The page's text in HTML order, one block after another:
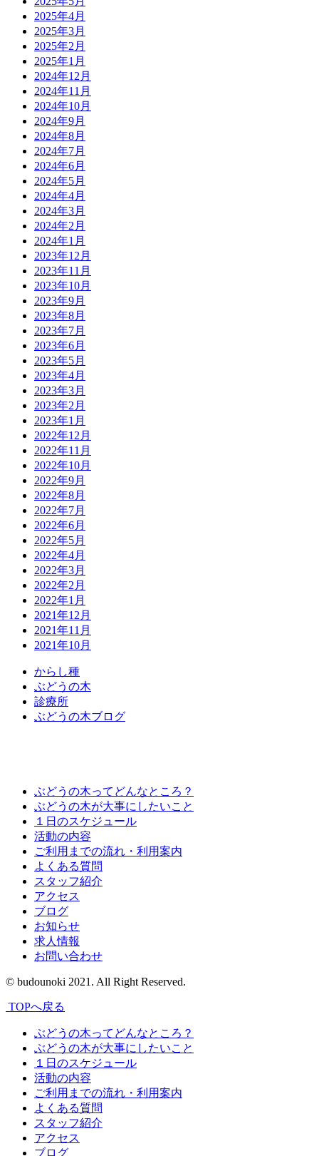
2025年4月
2025年3月
2025年2月
2025年1月
2024年12月
2024年11月
2024年10月
2024年9月
2024年8月
2024年7月
2024年6月
2024年5月
2024年4月
2024年3月
2024年2月
2024年1月
2023年12月
2023年11月
2023年10月
2023年9月
2023年8月
2023年7月
2023年6月
2023年5月
2023年4月
2023年3月
2023年2月
2023年1月
2022年12月
2022年11月
2022年10月
2022年9月
2022年8月
2022年7月
2022年6月
2022年5月
2022年4月
2022年3月
2022年2月
2022年1月
2021年12月
2021年11月
2021年10月
から し種
ぶどう の木
診療所
ぶどう の木ブロ グ
ぶどうの木ってどんなところ？
ぶどうの木が大事にしたいこと
１日のスケジュール
活動の内容
ご利用までの流れ・利用案内
よくある質問
スタッフ紹介
アクセス
ブログ
お知らせ
求人情報
お問い合わせ
© budounoki 2021. All Right Reserved.
TOPへ戻る
ぶどうの木ってどんなところ？
ぶどうの木が大事にしたいこと
１日のスケジュール
活動の内容
ご利用までの流れ・利用案内
よくある質問
スタッフ紹介
アクセス
ブログ